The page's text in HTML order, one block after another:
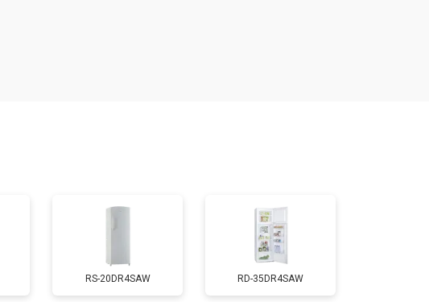
Заказать
от 1700 ₽ Заказать
RS-20DR4SAW RD-35DR4SAW